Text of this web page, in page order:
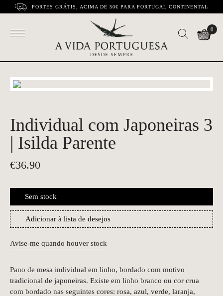
PORTES GRÁTIS, ACIMA DE 50€ PARA PORTUGAL CONTINENTAL
0
Individual com Japoneiras 3
| Isilda Parente
€36.90
Sem stock
Adicionar à lista de desejos
Avise-me quando houver stock
Pano de mesa individual em linho, bordado com motivo
tradicional de japoneiras. Existe em linho branco ou cor crua
com bordado nas seguintes cores: rosa, azul, verde, laranja,